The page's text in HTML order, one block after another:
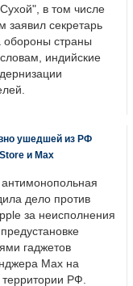
в том числе
заявил секретарь
обороны страны
индийские
ушедшей из РФ
и Max
дело против
за неисполнения
гаджетов
Max на
РФ.